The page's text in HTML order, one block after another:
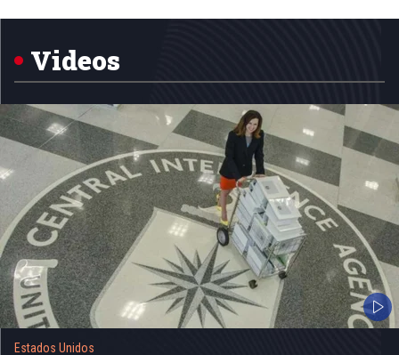
Videos
Estados Unidos